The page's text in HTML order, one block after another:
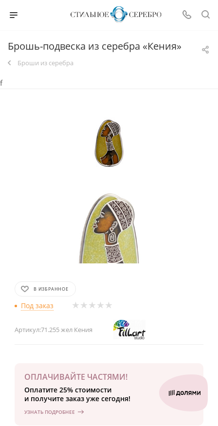
Брошь-подвеска из серебра «Кения»
Броши из серебра
f
В ИЗБРАННОЕ
Под заказ
Артикул:71.255 жел Кения
ОПЛАЧИВАЙТЕ ЧАСТЯМИ!
Оплатите 25% стоимости
и получите заказ уже сегодня!
УЗНАТЬ ПОДРОБНЕЕ